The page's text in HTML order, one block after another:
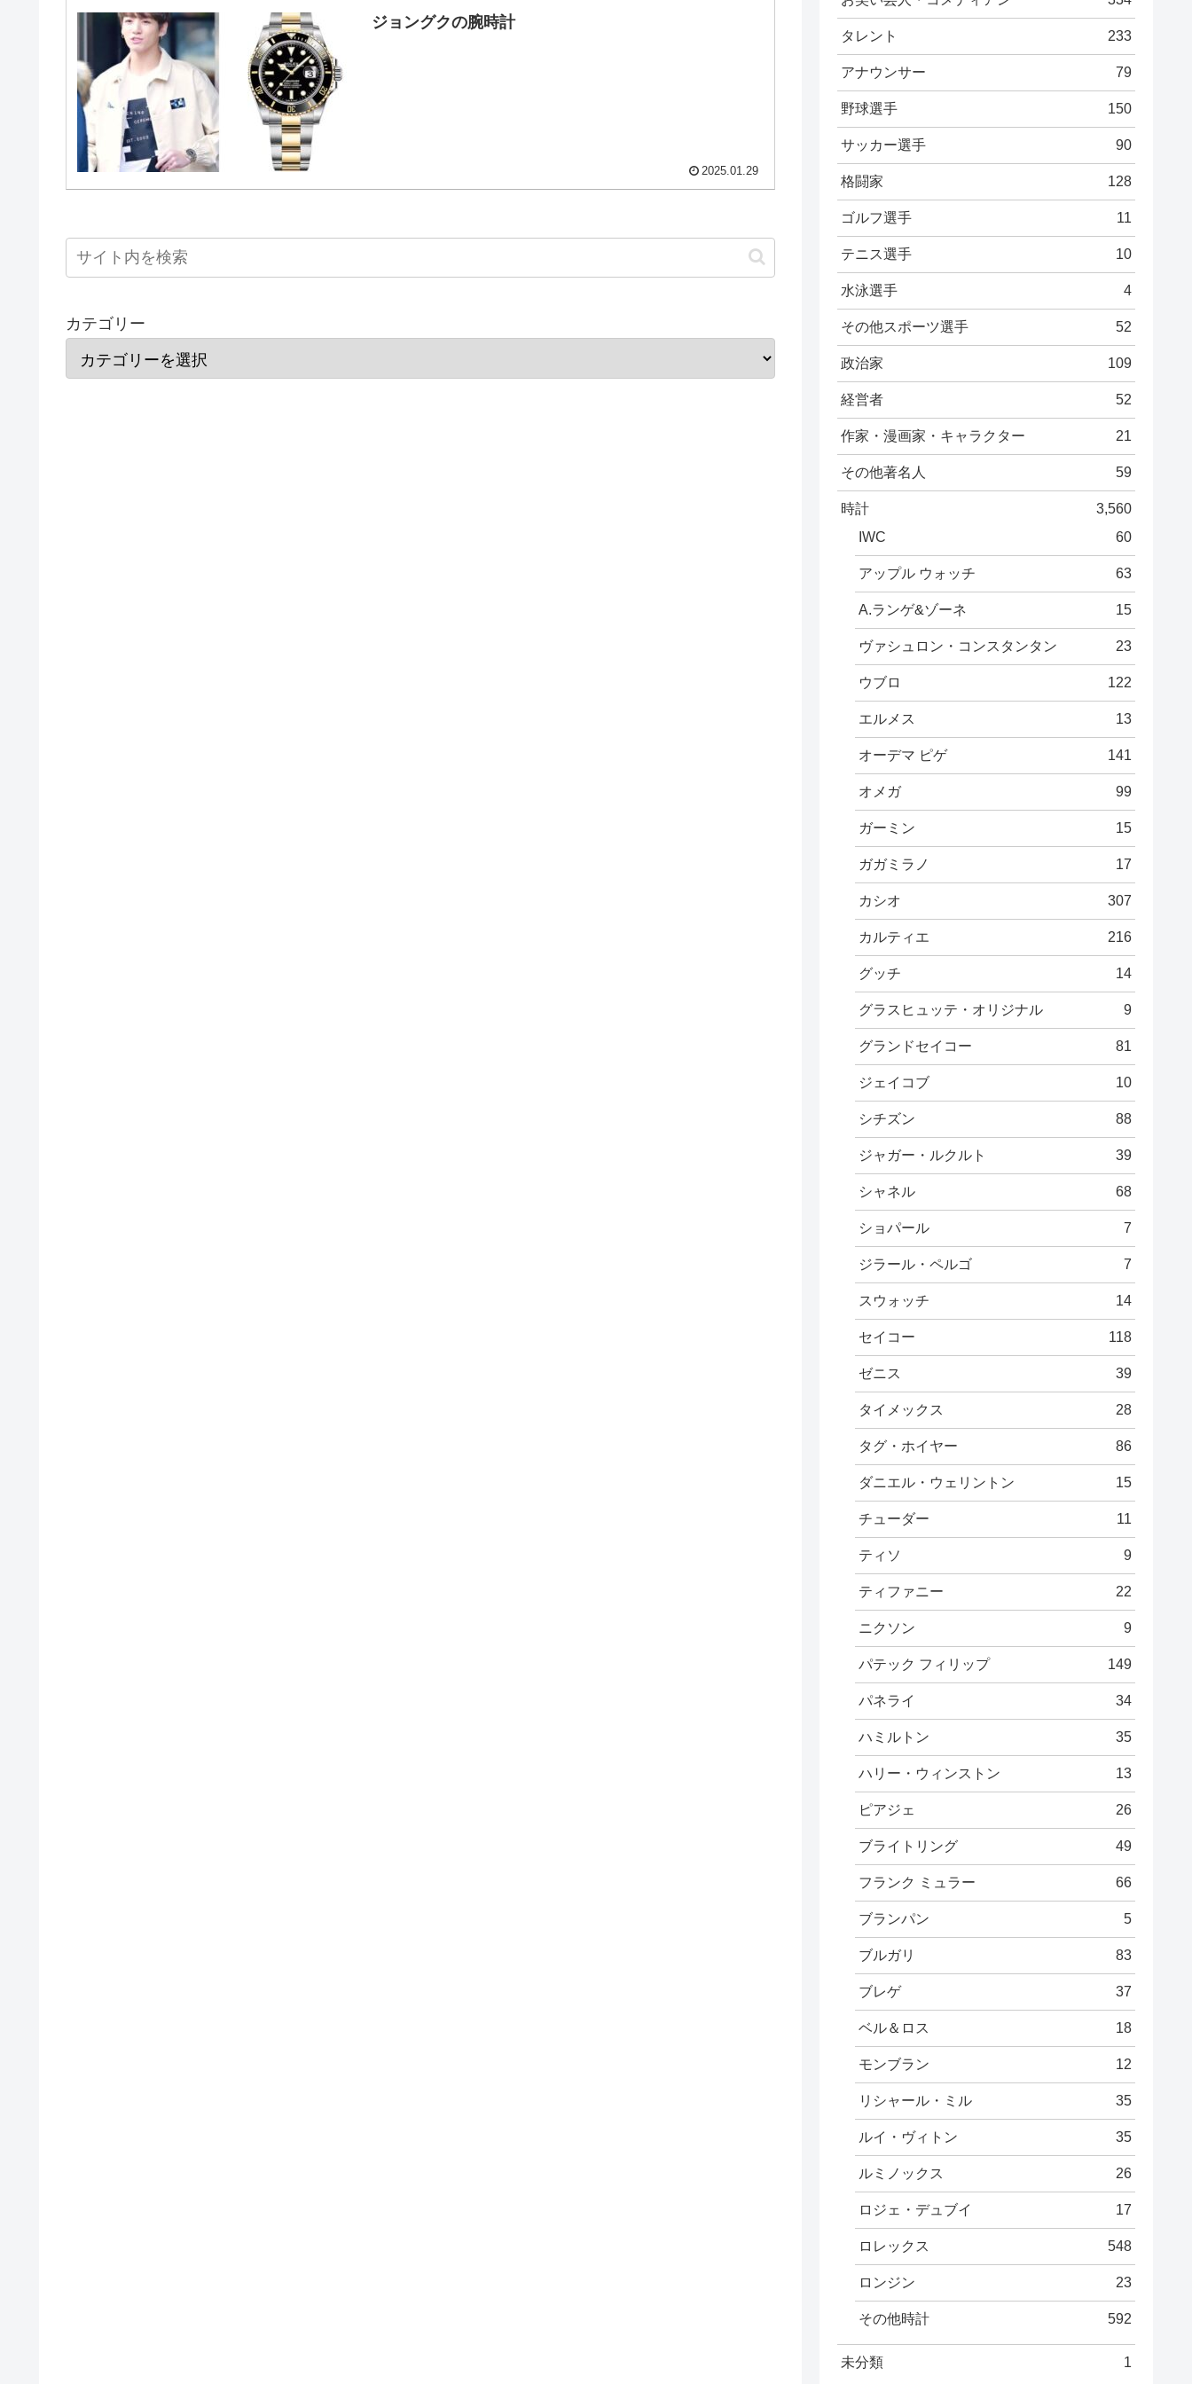
ジョングクの腕時計
2025.01.29
カテゴリー
タレント 233
アナウンサー 79
野球選手 150
サッカー選手 90
格闘家 128
ゴルフ選手 11
テニス選手 10
水泳選手 4
その他スポーツ選手 52
政治家 109
経営者 52
作家・漫画家・キャラクター 21
その他著名人 59
時計
3,560
IWC
60
アップル ウォッチ 63
A.ランゲ&ゾーネ 15
ヴァシュロン・コンスタンタン 23
ウブロ 122
エルメス 13
オーデマ ピゲ 141
オメガ 99
ガーミン 15
ガガミラノ 17
カシオ 307
カルティエ 216
グッチ 14
グラスヒュッテ・オリジナル 9
グランドセイコー 81
ジェイコブ 10
シチズン 88
ジャガー・ルクルト 39
シャネル 68
ショパール 7
ジラール・ペルゴ 7
スウォッチ 14
セイコー 118
ゼニス 39
タイメックス 28
タグ・ホイヤー 86
ダニエル・ウェリントン 15
チューダー 11
ティソ 9
ティファニー 22
ニクソン 9
パテック フィリップ 149
パネライ 34
ハミルトン 35
ハリー・ウィンストン 13
ピアジェ 26
ブライトリング 49
フランク ミュラー 66
ブランパン 5
ブルガリ 83
ブレゲ 37
ベル＆ロス 18
モンブラン 12
リシャール・ミル 35
ルイ・ヴィトン 35
ルミノックス 26
ロジェ・デュブイ 17
ロレックス 548
ロンジン 23
その他時計 592
未分類 1